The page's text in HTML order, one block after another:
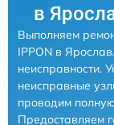
в
Выполняем
IPPON в
неисправности.
неисправные
проводим
Предоставляем